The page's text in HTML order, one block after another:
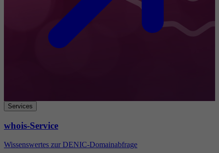
Services
whois-Service
Wissenswertes zur DENIC-Domainabfrage